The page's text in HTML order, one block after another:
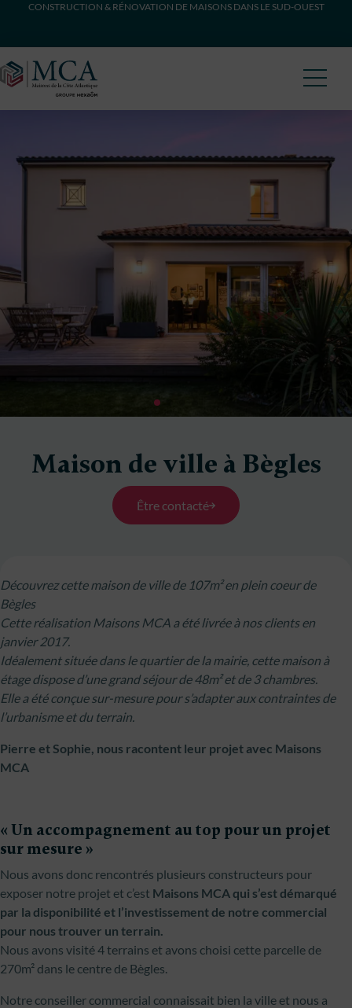
CONSTRUCTION & RÉNOVATION DE MAISONS DANS LE SUD-OUEST
Maison de ville à Bègles
Être contacté
Découvrez cette maison de ville de 107m² en plein coeur de
Bègles
Cette réalisation Maisons MCA a été livrée à nos clients en
janvier 2017.
Idéalement située dans le quartier de la mairie, cette maison à
étage dispose d’une grand séjour de 48m² et de 3 chambres.
Elle a été conçue sur-mesure pour s’adapter aux contraintes de
l’urbanisme et du terrain.
Pierre et Sophie, nous racontent leur projet avec Maisons
MCA
« Un accompagnement au top pour un projet
sur mesure »
Nous avons donc rencontrés plusieurs constructeurs pour
exposer notre projet et c’est Maisons MCA qui s’est démarqué
par la disponibilité et l’investissement de notre commercial
pour nous trouver un terrain.
Nous avons visité 4 terrains et avons choisi cette parcelle de
270m² dans le centre de Bègles.
Notre conseiller commercial connaissait bien la ville et nous a